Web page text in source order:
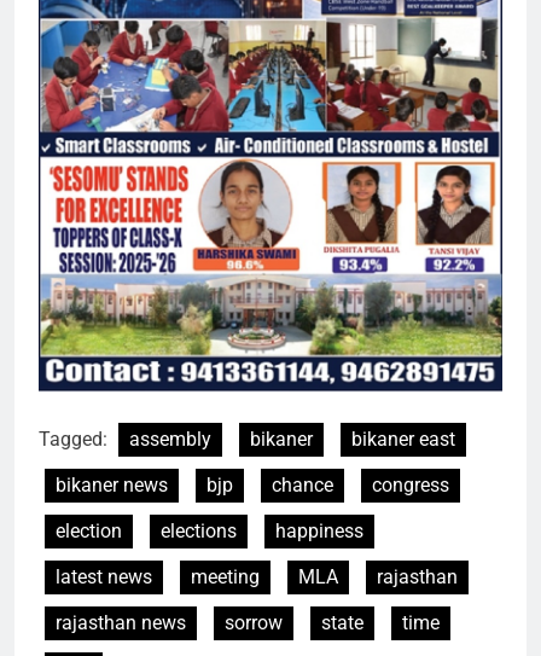
Tagged: assembly bikaner
bikaner east
bikaner news
bjp chance
congress
election
elections
happiness
latest news
meeting MLA
rajasthan
rajasthan news
sorrow state
time